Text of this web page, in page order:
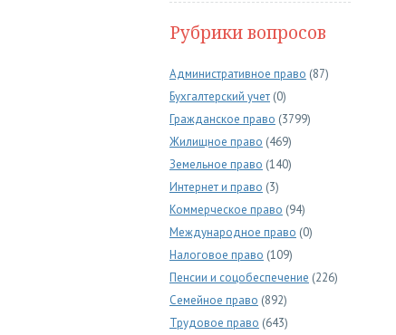
Рубрики вопросов
Административное право (87)
Бухгалтерский учет (0)
Гражданское право (3799)
Жилищное право (469)
Земельное право (140)
Интернет и право (3)
Коммерческое право (94)
Международное право (0)
Налоговое право (109)
Пенсии и соцобеспечение (226)
Семейное право (892)
Трудовое право (643)